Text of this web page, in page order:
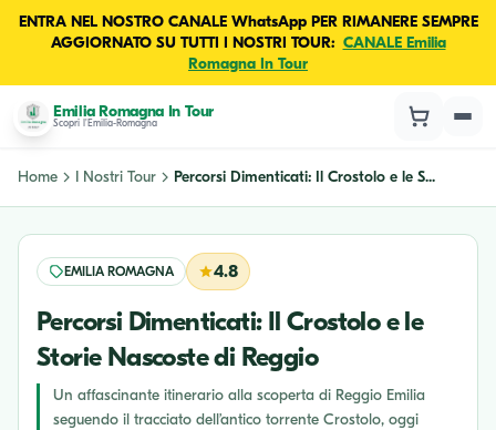
ENTRA NEL NOSTRO CANALE WhatsApp PER RIMANERE SEMPRE
AGGIORNATO SU TUTTI I NOSTRI TOUR: CANALE Emilia
Romagna In Tour
Emilia Romagna In Tour
Scopri l'Emilia-Romagna
Home I Nostri Tour Percorsi Dimenticati: Il Crostolo e le S...
EMILIA ROMAGNA 4.8
Percorsi Dimenticati: Il Crostolo e le
Storie Nascoste di Reggio
Un affascinante itinerario alla scoperta di Reggio Emilia
seguendo il tracciato dell’antico torrente Crostolo, oggi